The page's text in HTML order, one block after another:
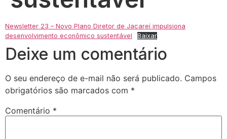
Newsletter 23 – Novo Plano Diretor de Jacareí impulsiona
desenvolvimento econômico sustentável
Baixar
Deixe um comentário
O seu endereço de e-mail não será publicado. Campos
obrigatórios são marcados com *
Comentário *